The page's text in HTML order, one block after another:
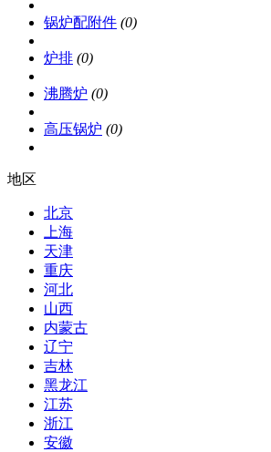
锅炉配附件 (0)
炉排 (0)
沸腾炉 (0)
高压锅炉 (0)
地区
北京
上海
天津
重庆
河北
山西
内蒙古
辽宁
吉林
黑龙江
江苏
浙江
安徽